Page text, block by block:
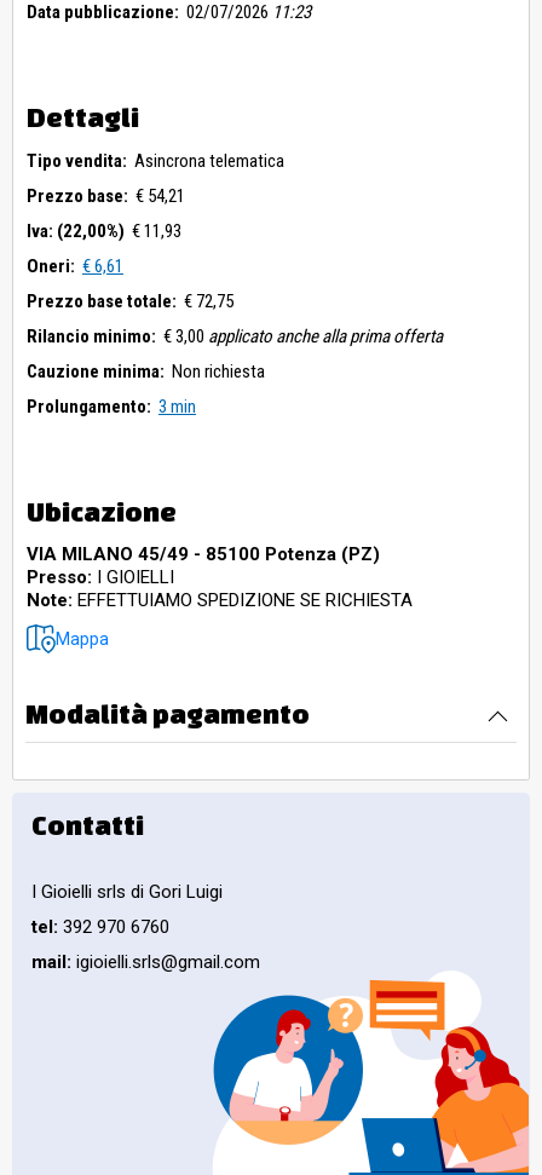
Data pubblicazione: 02/07/2026 11:23
Dettagli
Tipo vendita: Asincrona telematica
Prezzo base: € 54,21
Iva: (22,00%) € 11,93
Oneri: € 6,61
Prezzo base totale: € 72,75
Rilancio minimo: € 3,00 applicato anche alla prima offerta
Cauzione minima: Non richiesta
Prolungamento: 3 min
Ubicazione
VIA MILANO 45/49 - 85100 Potenza (PZ)
Presso: I GIOIELLI
Note: EFFETTUIAMO SPEDIZIONE SE RICHIESTA
Mappa
Modalità pagamento
Contatti
I Gioielli srls di Gori Luigi
tel: 392 970 6760
mail: igioielli.srls@gmail.com